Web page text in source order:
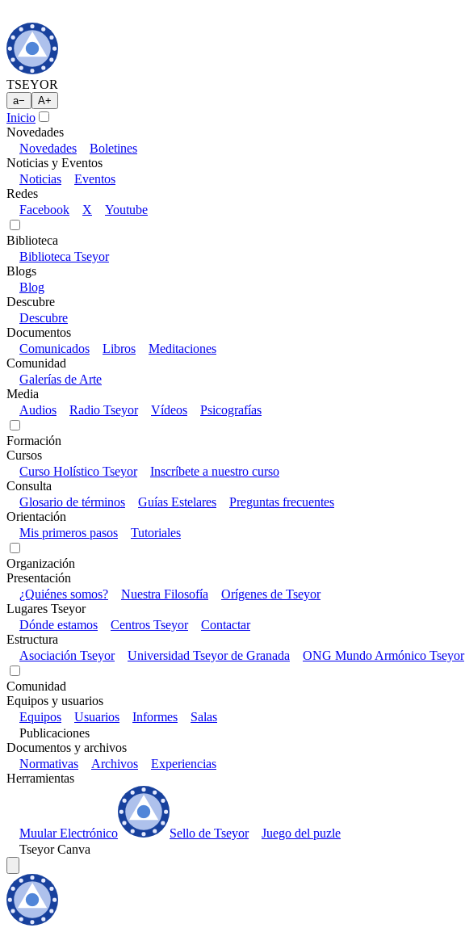
TSEYOR
a− A+
Inicio
Novedades
Novedades
Boletines
Noticias y Eventos
Noticias
Eventos
Redes
Facebook
X Youtube
Biblioteca
Biblioteca Tseyor
Blogs
Blog
Descubre
Descubre
Documentos
Comunicados
Libros
Meditaciones
Comunidad
Galerías de Arte
Media
Audios
Radio Tseyor Vídeos Psicografías
Formación
Cursos
Curso Holístico Tseyor
Inscríbete a nuestro curso
Consulta
Glosario de términos
Guías Estelares
Preguntas frecuentes
Orientación
Mis primeros pasos
Tutoriales
Organización
Presentación
¿Quiénes somos?
Nuestra Filosofía
Orígenes de Tseyor
Lugares Tseyor
Dónde estamos
Centros Tseyor
Contactar
Estructura
Asociación Tseyor
Universidad Tseyor de Granada ONG Mundo Armónico Tseyor
Comunidad
Equipos y usuarios
Equipos
Usuarios Informes
Salas
Publicaciones
Documentos y archivos
Normativas
Archivos
Experiencias
Herramientas
Muular Electrónico Sello de Tseyor
Juego del puzle
Tseyor Canva